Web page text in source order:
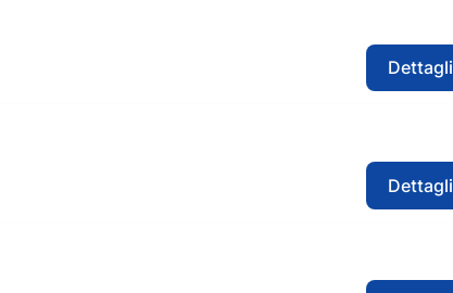
Dettagli
Dettagli